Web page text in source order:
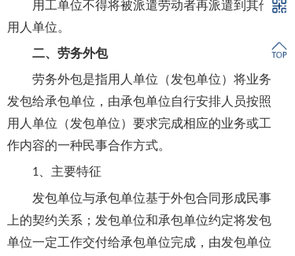
用工单位不得将被派遣劳动者再派遣到其他
用人单位。
二、劳务外包
劳务外包是指用人单位（发包单位）将业务
发包给承包单位，由承包单位自行安排人员按照
用人单位（发包单位）要求完成相应的业务或工
作内容的一种民事合作方式。
1 、主要特征
发包单位与承包单位基于外包合同形成民事
上的契约关系；发包单位和承包单位约定将发包
单位一定工作交付给承包单位完成，由发包单位